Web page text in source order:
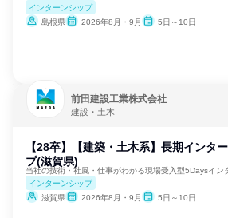
インターンシップ
島根県
2026年8月・9月 5日～10日
前田建設工業株式会社
建設・土木
【28卒】【建築・土木系】長期インタ
プ(滋賀県)
当社の技術・社風・仕事がわかる現場受入型5Daysイン
インターンシップ
滋賀県
2026年8月・9月 5日～10日